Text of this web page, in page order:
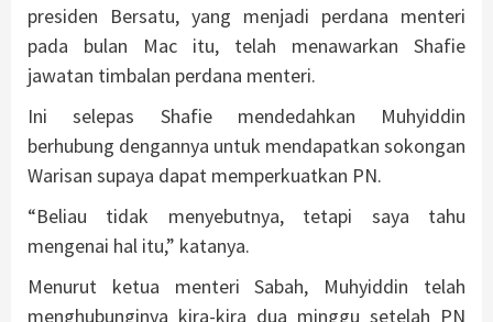
presiden Bersatu, yang menjadi perdana menteri
pada bulan Mac itu, telah menawarkan Shafie
jawatan timbalan perdana menteri.
Ini selepas Shafie mendedahkan Muhyiddin
berhubung dengannya untuk mendapatkan sokongan
Warisan supaya dapat memperkuatkan PN.
“Beliau tidak menyebutnya, tetapi saya tahu
mengenai hal itu,” katanya.
Menurut ketua menteri Sabah, Muhyiddin telah
menghubunginya kira-kira dua minggu setelah PN